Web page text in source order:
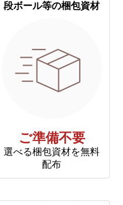
段ボール等の梱包資材
ご準備不要
選べる梱包資材を無料
配布